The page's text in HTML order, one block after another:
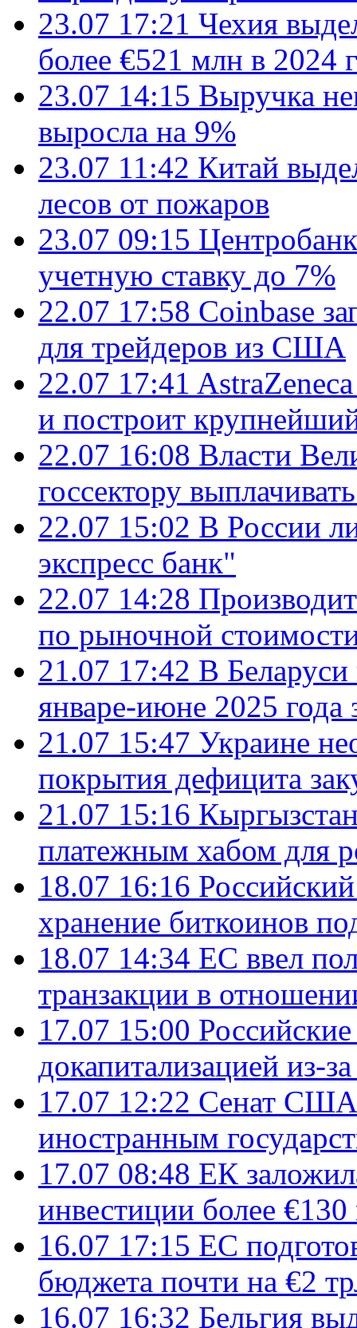
23.07 17:21 Чехия
более €521 млн в 2024
23.07 14:15 Выручка
выросла на 9%
23.07 11:42 Китай
лесов от пожаров
23.07 09:15
учетную ставку до 7%
22.07 17:58 Coinbase
для трейдеров из США
22.07 17:41
и построит
22.07 16:08 Власти
госсектору
22.07 15:02 В России
экспресс банк"
22.07 14:28
по рыночной
21.07 17:42 В Беларуси
январе-июне 2025 года
21.07 15:47 Украине
покрытия дефицита
21.07 15:16
платежным хабом для
18.07 16:16
хранение биткоинов
18.07 14:34 ЕС ввел
транзакции в
17.07 15:00
докапитализацией из-
17.07 12:22 Сенат США
иностранным
17.07 08:48 ЕК
инвестиции более
16.07 17:15 ЕС
бюджета почти на €2
16.07 16:32 Бельгия